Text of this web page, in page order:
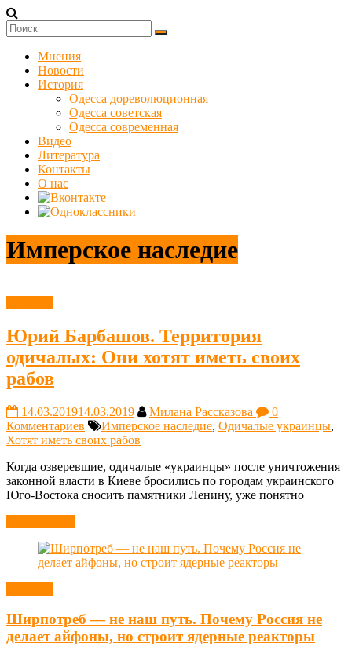
Skip
to
content
Куликовец
Сайт
одесского
сопротивления
Мнения
Новости
История
Одесса дореволюционная
Одесса советская
Одесса современная
Видео
Литература
Контакты
О нас
Имперское наследие
Юрий Барбашов. Территория
одичалых: Они хотят иметь своих
рабов
14.03.201914.03.2019 Милана Рассказова
0
Комментариев
Имперское наследие, Одичалые украинцы,
Хотят иметь своих рабов
Когда озверевшие, одичалые «украинцы» после уничтожения
законной власти в Киеве бросились по городам украинского
Юго-Востока сносить памятники Ленину, уже понятно
Ширпотреб — не наш путь. Почему Россия не
делает айфоны, но строит ядерные реакторы